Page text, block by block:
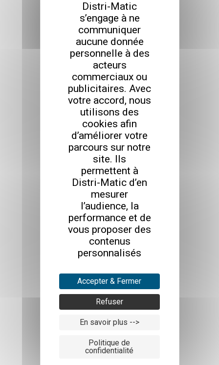
Distri-Matic
s’engage à ne
communiquer
aucune donnée
personnelle à des
acteurs
commerciaux ou
publicitaires. Avec
votre accord, nous
utilisons des
cookies afin
d’améliorer votre
parcours sur notre
site. Ils
permettent à
Distri-Matic d’en
mesurer
l’audience, la
performance et de
vous proposer des
contenus
personnalisés
Accepter & Fermer
Refuser
En savoir plus -->
Politique de
confidentialité